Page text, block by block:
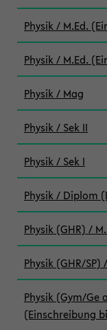
Physik / M.Ed.
Physik / M.Ed.
Physik / Mag
Physik / Sek II
Physik / Sek I
Physik / Diplom
Physik (GHR) /
Physik (GHR/
Physik (Gym/Ge
(Einschreibung